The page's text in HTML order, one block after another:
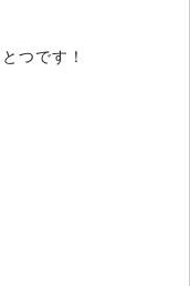
つです！